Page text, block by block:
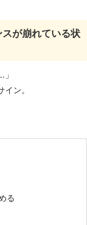
が崩れている状
ン。
る